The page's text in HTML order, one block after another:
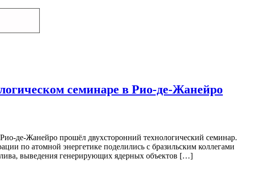
семинаре в Рио-де-Жанейро
де-Жанейро прошёл двухсторонний технологический семинар.
по атомной энергетике поделились с бразильским коллегами
выведения генерирующих ядерных объектов […]